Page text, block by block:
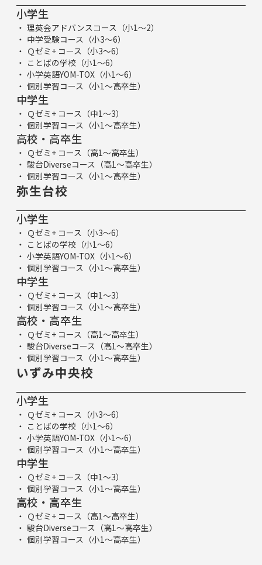
小学生
理英会アドバンスコース（小1～2）
中学受験コース（小3～6）
Ｑゼミ+ コース（小3～6）
ことばの学校（小1～6）
小学英語YOM-TOX（小1～6）
個別学習コース（小1～高卒生）
中学生
Ｑゼミ+ コース（中1～3）
個別学習コース（小1～高卒生）
高校・高卒生
Ｑゼミ+ コース（高1～高卒生）
駿台Diverseコース（高1～高卒生）
個別学習コース（小1～高卒生）
弥生台校
小学生
Ｑゼミ+ コース（小3～6）
ことばの学校（小1～6）
小学英語YOM-TOX（小1～6）
個別学習コース（小1～高卒生）
中学生
Ｑゼミ+ コース（中1～3）
個別学習コース（小1～高卒生）
高校・高卒生
Ｑゼミ+ コース（高1～高卒生）
駿台Diverseコース（高1～高卒生）
個別学習コース（小1～高卒生）
いずみ中央校
小学生
Ｑゼミ+ コース（小3～6）
ことばの学校（小1～6）
小学英語YOM-TOX（小1～6）
個別学習コース（小1～高卒生）
中学生
Ｑゼミ+ コース（中1～3）
個別学習コース（小1～高卒生）
高校・高卒生
Ｑゼミ+ コース（高1～高卒生）
駿台Diverseコース（高1～高卒生）
個別学習コース（小1～高卒生）